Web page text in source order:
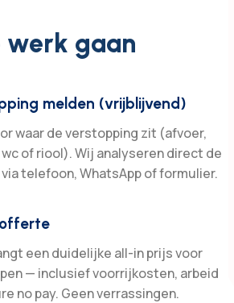
werk gaan
melden (vrijblijvend)
waar de verstopping zit (afvoer,
of riool). Wij analyseren direct de
telefoon, WhatsApp of formulier.
een duidelijke all-in prijs voor
— inclusief voorrijkosten, arbeid
no pay. Geen verrassingen.